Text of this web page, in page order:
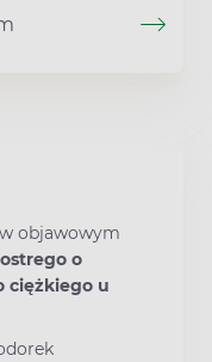
objawowym
o
ciężkiego u